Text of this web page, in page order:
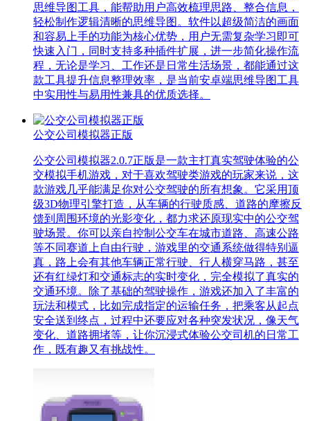
思维导图工具，能帮助用户高效梳理思路、整合信息，
轻松制作逻辑清晰的思维导图。软件以超级简洁的画面
和容易上手的功能为核心优势，用户无需复杂学习即可
快速入门，同时支持多种插件扩展，进一步简化操作流
程，无论是学习、工作还是日常生活场景，都能通过这
款工具提升信息整理效率，是当前安卓端思维导图工具
中实用性与易用性兼具的优质选择。
公交公司模拟器正版
公交公司模拟器2.0.7正版是一款主打真实驾驶体验的公
交模拟手机游戏，对于喜欢驾驶类游戏的玩家来说，这
款游戏几乎能满足你对公交驾驶的所有想象。它采用顶
级3D物理引擎打造，从车辆的行驶质感、道路的摩擦反
馈到周围环境的光影变化，都力求还原现实中的公交驾
驶场景。你可以亲自控制公交车在城市道路、高速公路
等不同赛道上自由行驶，游戏里的交通系统做得特别逼
真，路上会有其他车辆正常行驶、行人横穿马路，甚至
还有红绿灯和交通标志的实时变化，完全模拟了真实的
交通环境。除了基础的驾驶操作，游戏还加入了丰富的
玩法和模式，比如完成指定的运输任务，把乘客从起点
安全送到终点，过程中还要应对各种突发状况，像天气
变化、道路拥堵等，让你沉浸式体验公交司机的日常工
作，既有趣又有挑战性。